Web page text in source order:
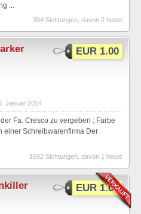
...
394 Sichtungen, davon 2 heute
EUR 1.00
Januar 2014
Fa. Cresco zu vergeben : Farbe
einer Schreibwarenfirma Der
1692 Sichtungen, davon 1 heute
EUR 1.00